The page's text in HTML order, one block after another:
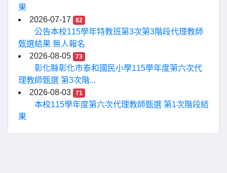
果
2026-07-17
82
公告本校115學年特教班第3次第3階段代理教師
甄選結果 無人報名
2026-08-05
73
彰化縣彰化市泰和國民小學115學年度第六次代
理教師甄選 第3次階...
2026-08-03
71
本校115學年度第六次代理教師甄選 第1次階段結
果